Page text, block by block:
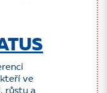
kteří ve